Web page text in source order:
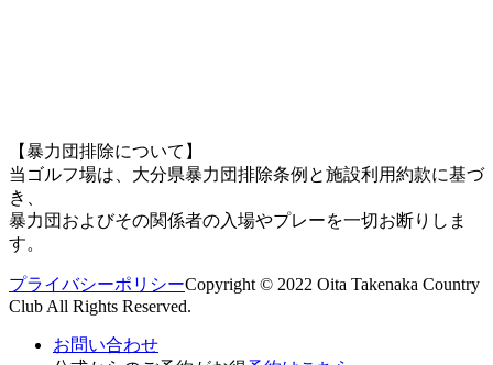
【暴力団排除について】
当ゴルフ場は、大分県暴力団排除条例と施設利用約款に基づ
き、
暴力団およびその関係者の入場やプレーを一切お断りしま
す。
プライバシーポリシーCopyright © 2022 Oita Takenaka Country
Club All Rights Reserved.
お問い合わせ